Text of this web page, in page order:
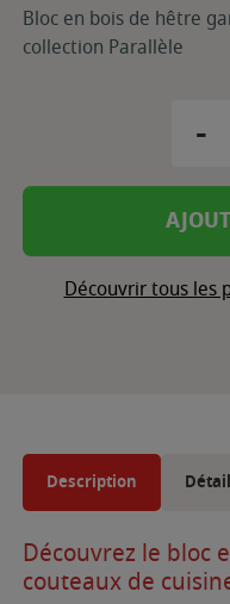
Bloc en bois de hêtre
collection Parallèle
-
Découvrir tous les
Description
Découvrez le bloc
couteaux de